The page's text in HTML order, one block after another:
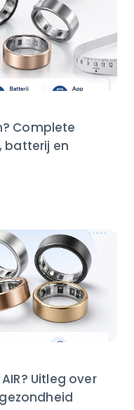
Complete
batterij en
Uitleg over